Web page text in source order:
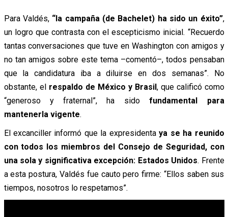
Para Valdés, “la campaña (de Bachelet) ha sido un éxito”,
un logro que contrasta con el escepticismo inicial. “Recuerdo
tantas conversaciones que tuve en Washington con amigos y
no tan amigos sobre este tema –comentó–, todos pensaban
que la candidatura iba a diluirse en dos semanas”. No
obstante, el respaldo de México y Brasil, que calificó como
“generoso y fraternal”, ha sidofundamental para
mantenerla vigente.
El excanciller informó que la expresidentaya se ha reunido
con todos los miembros del Consejo de Seguridad, con
una sola y significativa excepción: Estados Unidos. Frente
a esta postura, Valdés fue cauto pero firme: “Ellos saben sus
tiempos, nosotros lo respetamos”.